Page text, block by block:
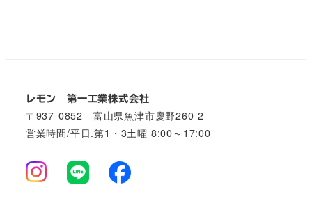
レモン 第一工業株式会社
〒937-0852 富山県魚津市慶野260-2
営業時間/平日.第1・3土曜 8:00～17:00